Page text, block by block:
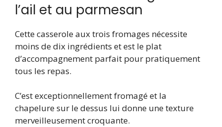
l’ail et au parmesan
Cette casserole aux trois fromages nécessite
moins de dix ingrédients et est le plat
d’accompagnement parfait pour pratiquement
tous les repas.
C’est exceptionnellement fromagé et la
chapelure sur le dessus lui donne une texture
merveilleusement croquante.